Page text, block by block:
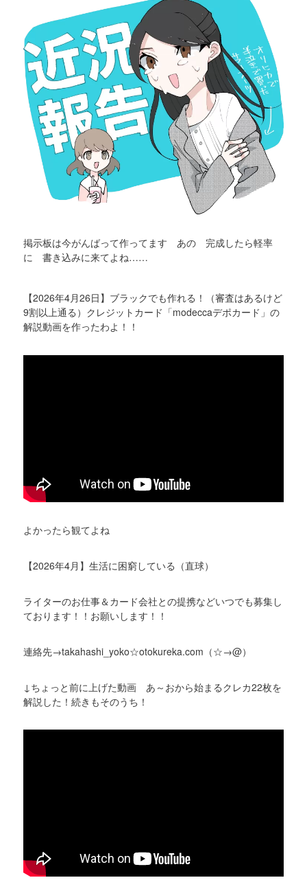
掲示板は今がんばって作ってます あの 完成したら軽率
に 書き込みに来てよね……
【2026年4月26日】ブラックでも作れる！（審査はあるけど
9割以上通る）クレジットカード「modeccaデポカード」の
解説動画を作ったわよ！！
よかったら観てよね
【2026年4月】生活に困窮している（直球）
ライターのお仕事＆カード会社との提携などいつでも募集し
ております！！お願いします！！
連絡先→takahashi_yoko☆otokureka.com（☆→@）
↓ちょっと前に上げた動画 あ～おから始まるクレカ22枚を
解説した！続きもそのうち！